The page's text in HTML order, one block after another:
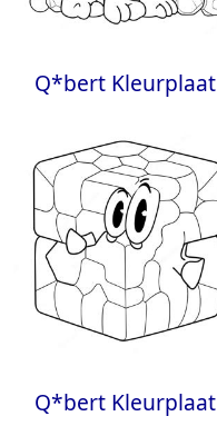
Q*bert Kleurplaat
Q*bert Kleurplaat